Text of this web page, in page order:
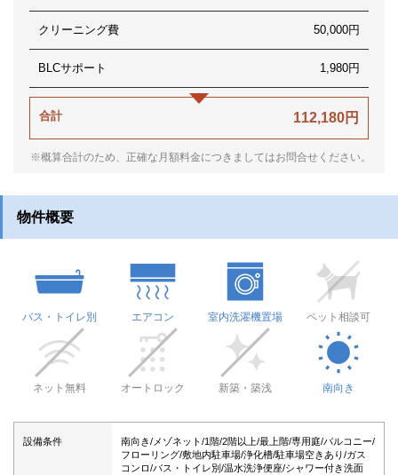
クリーニング費 50,000円
BLCサポート 1,980円
合計 112,180円
※概算合計のため、正確な月額料金につきましてはお問合せください。
物件概要
バス・トイレ別 エアコン 室内洗濯機置場 ペット相談可
ネット無料 オートロック 新築・築浅 南向き
設備条件
南向き/メゾネット/1階/2階以上/最上階/専用庭/バルコニー/
フローリング/敷地内駐車場/浄化槽/駐車場空きあり/ガス
コンロ/バス・トイレ別/温水洗浄便座/シャワー付き洗面